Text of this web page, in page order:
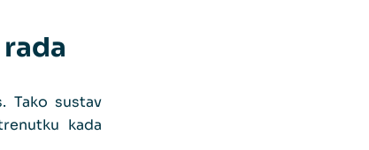
Tako sustav
kada